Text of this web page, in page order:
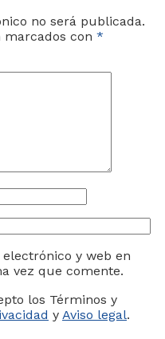
no será publicada.
marcados con *
y web en
vez que comente.
los Términos y
y Aviso legal.